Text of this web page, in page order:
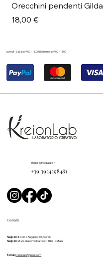
Orecchini pendenti Gilda
Prezzo
18,00 €
Contatti
Negozio 1:Corso Ruggero 105, Cefalù
Negozio 2:via Giacomo Matteotti 11 bis, Cefalù
E-mail: kreionlab@gmail.com
Hai bisogno d'aiuto?
+39 3924298481
Lunedì – Sabato: 9.00 – 18.00 | Domenica: 9.00 – 14.00